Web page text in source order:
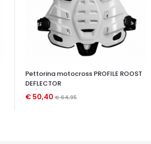
Pettorina motocross PROFILE ROOST
DEFLECTOR
€ 50,40€ 64,95